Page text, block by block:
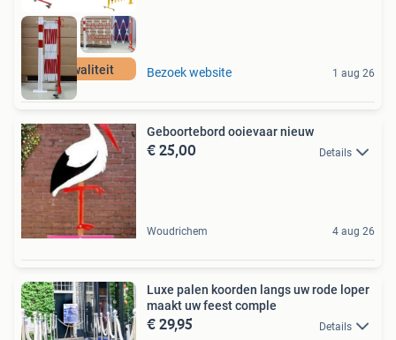
Pro kwaliteit Bezoek website 1 aug 26
Geboortebord ooievaar nieuw
€ 25,00 Details
Woudrichem 4 aug 26
Luxe palen koorden langs uw rode loper
maakt uw feest comple
€ 29,95 Details